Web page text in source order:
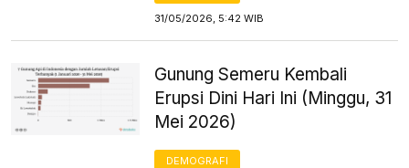
31/05/2026, 5:42 WIB
Gunung Semeru Kembali
Erupsi Dini Hari Ini (Minggu, 31
Mei 2026)
DEMOGRAFI